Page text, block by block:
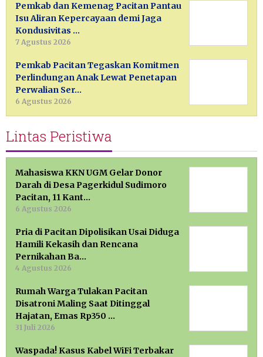
Pemkab dan Kemenag Pacitan Pantau
Isu Aliran Kepercayaan demi Jaga
Kondusivitas …
7 Agustus 2026
Pemkab Pacitan Tegaskan Komitmen
Perlindungan Anak Lewat Penetapan
Perwalian Ser…
6 Agustus 2026
Lintas Peristiwa
Mahasiswa KKN UGM Gelar Donor
Darah di Desa Pagerkidul Sudimoro
Pacitan, 11 Kant…
6 Agustus 2026
Pria di Pacitan Dipolisikan Usai Diduga
Hamili Kekasih dan Rencana
Pernikahan Ba…
4 Agustus 2026
Rumah Warga Tulakan Pacitan
Disatroni Maling Saat Ditinggal
Hajatan, Emas Rp350 …
31 Juli 2026
Waspada! Kasus Kabel WiFi Terbakar